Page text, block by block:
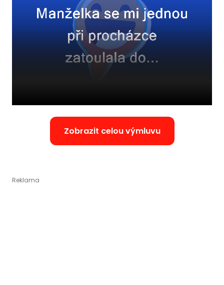
Zobrazit celou výmluvu